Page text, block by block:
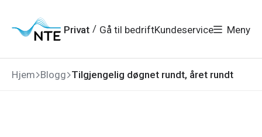
hovedmeny
søk
hovedinnhold
bunnområde
Privat / Gå til bedriftKundeservice Meny
Hjem Blogg Tilgjengelig døgnet rundt, året rundt